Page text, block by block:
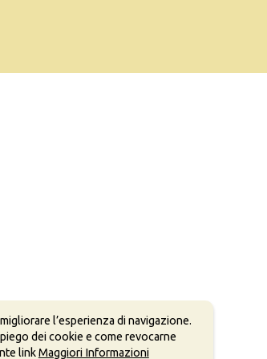
l’esperienza di navigazione.
dei cookie e come revocarne
linkMaggiori Informazioni